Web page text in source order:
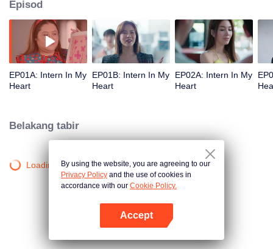
dengan kuasanya untuk meraih kedudukan kukuh dalam dunia fesyen.
Episod
EP01A: Intern In My
Heart
EP01B: Intern In My
Heart
EP02A: Intern In My
Heart
Belakang tabir
Loading…By using the website, you are agreeing to our
Privacy Policy and the use of cookies in
accordance with our Cookie Policy.
Accept